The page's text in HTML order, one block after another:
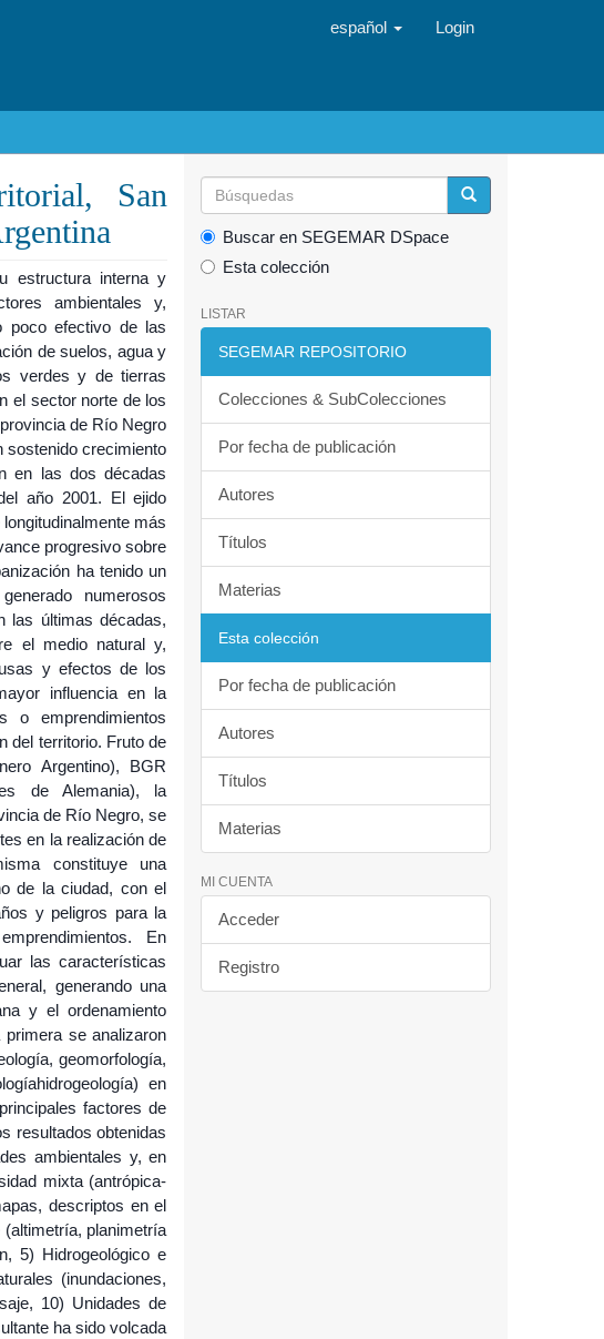
español Login
San
estructura interna y
ambientales y,
poco efectivo de las
de suelos, agua y
verdes y de tierras
el sector norte de los
de Río Negro
sostenido crecimiento
en las dos décadas
año 2001. El ejido
más
progresivo sobre
ha tenido un
numerosos
las últimas décadas,
el medio natural y,
y efectos de los
influencia en la
o emprendimientos
del territorio. Fruto de
Argentino), BGR
de Alemania), la
de Río Negro, se
en la realización de
constituye una
de la ciudad, con el
y peligros para la
En
las características
generando una
y el ordenamiento
se analizaron
geomorfología,
en
factores de
resultados obtenidas
ambientales y, en
mixta (antrópica-
descriptos en el
planimetría
5) Hidrogeológico e
(inundaciones,
10) Unidades de
ha sido volcada
Buscar en SEGEMAR DSpace
Esta colección
LISTAR
SEGEMAR REPOSITORIO
Colecciones & SubColecciones
Por fecha de publicación
Autores
Títulos
Materias
Esta colección
Por fecha de publicación
Autores
Títulos
Materias
MI CUENTA
Acceder
Registro